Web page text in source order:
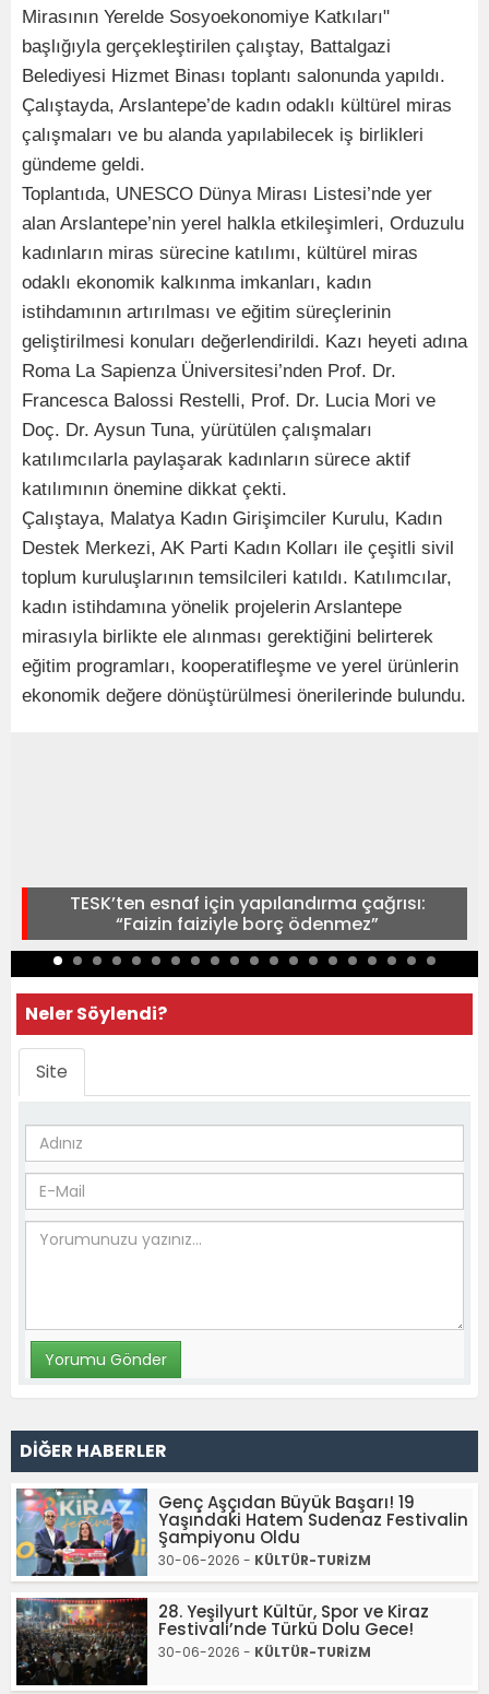
Mirasının Yerelde Sosyoekonomiye Katkıları"
başlığıyla gerçekleştirilen çalıştay, Battalgazi
Belediyesi Hizmet Binası toplantı salonunda yapıldı.
Çalıştayda, Arslantepe’de kadın odaklı kültürel miras
çalışmaları ve bu alanda yapılabilecek iş birlikleri
gündeme geldi.
Toplantıda, UNESCO Dünya Mirası Listesi’nde yer
alan Arslantepe’nin yerel halkla etkileşimleri, Orduzulu
kadınların miras sürecine katılımı, kültürel miras
odaklı ekonomik kalkınma imkanları, kadın
istihdamının artırılması ve eğitim süreçlerinin
geliştirilmesi konuları değerlendirildi. Kazı heyeti adına
Roma La Sapienza Üniversitesi’nden Prof. Dr.
Francesca Balossi Restelli, Prof. Dr. Lucia Mori ve
Doç. Dr. Aysun Tuna, yürütülen çalışmaları
katılımcılarla paylaşarak kadınların sürece aktif
katılımının önemine dikkat çekti.
Çalıştaya, Malatya Kadın Girişimciler Kurulu, Kadın
Destek Merkezi, AK Parti Kadın Kolları ile çeşitli sivil
toplum kuruluşlarının temsilcileri katıldı. Katılımcılar,
kadın istihdamına yönelik projelerin Arslantepe
mirasıyla birlikte ele alınması gerektiğini belirterek
eğitim programları, kooperatifleşme ve yerel ürünlerin
ekonomik değere dönüştürülmesi önerilerinde bulundu.
TESK’ten esnaf için yapılandırma çağrısı:
“Faizin faiziyle borç ödenmez”
Neler Söylendi?
Site
DİĞER HABERLER
Genç Aşçıdan Büyük Başarı! 19
Yaşındaki Hatem Sudenaz Festivalin
Şampiyonu Oldu
30-06-2026 - KÜLTÜR-TURİZM
28. Yeşilyurt Kültür, Spor ve Kiraz
Festivali’nde Türkü Dolu Gece!
30-06-2026 - KÜLTÜR-TURİZM